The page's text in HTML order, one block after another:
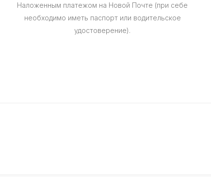
Наложенным платежом на Новой Почте (при себе
необходимо иметь паспорт или водительское
удостоверение).